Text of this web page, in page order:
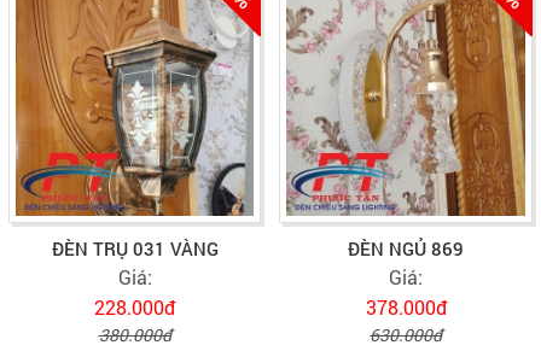
ĐÈN TRỤ 031 VÀNG
Giá:
228.000đ
380.000đ
ĐÈN NGỦ 869
Giá:
378.000đ
630.000đ